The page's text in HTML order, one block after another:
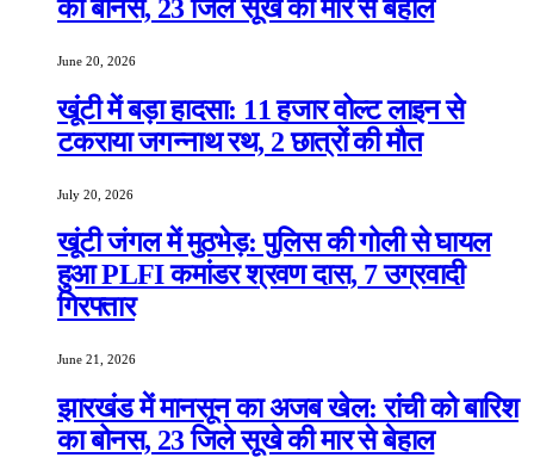
का बोनस, 23 जिले सूखे की मार से बेहाल
June 20, 2026
खूंटी में बड़ा हादसा: 11 हजार वोल्ट लाइन से
टकराया जगन्नाथ रथ, 2 छात्रों की मौत
July 20, 2026
खूंटी जंगल में मुठभेड़: पुलिस की गोली से घायल
हुआ PLFI कमांडर श्रवण दास, 7 उग्रवादी
गिरफ्तार
June 21, 2026
झारखंड में मानसून का अजब खेल: रांची को बारिश
का बोनस, 23 जिले सूखे की मार से बेहाल